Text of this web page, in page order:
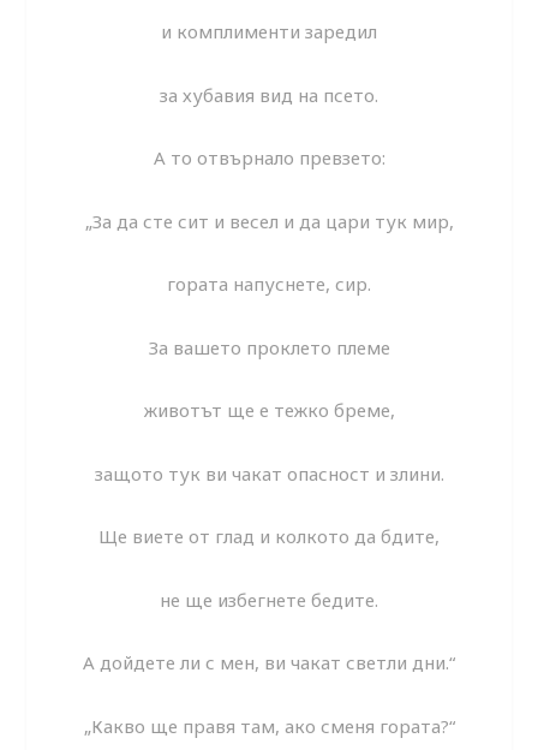
и комплименти заредил
за хубавия вид на псето.
А то отвърнало превзето:
„За да сте сит и весел и да цари тук мир,
гората напуснете, сир.
За вашето проклето племе
животът ще е тежко бреме,
защото тук ви чакат опасност и злини.
Ще виете от глад и колкото да бдите,
не ще избегнете бедите.
А дойдете ли с мен, ви чакат светли дни.“
„Какво ще правя там, ако сменя гората?“